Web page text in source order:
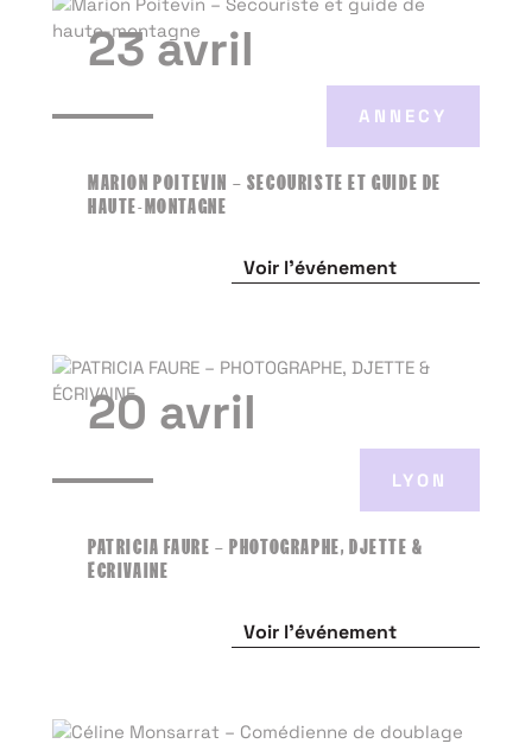
23 avril
ANNECY
MARION POITEVIN – SECOURISTE ET GUIDE DE
HAUTE-MONTAGNE
Voir l'événement
20 avril
LYON
PATRICIA FAURE – PHOTOGRAPHE, DJETTE &
ÉCRIVAINE
Voir l'événement